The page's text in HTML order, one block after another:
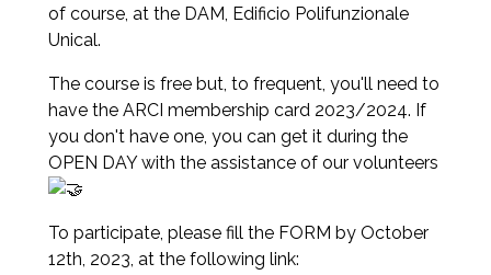
of course, at the DAM, Edificio Polifunzionale
Unical.
The course is free but, to frequent, you'll need to
have the ARCI membership card 2023/2024. If
you don't have one, you can get it during the
OPEN DAY with the assistance of our volunteers
To participate, please fill the FORM by October
12th, 2023, at the following link: